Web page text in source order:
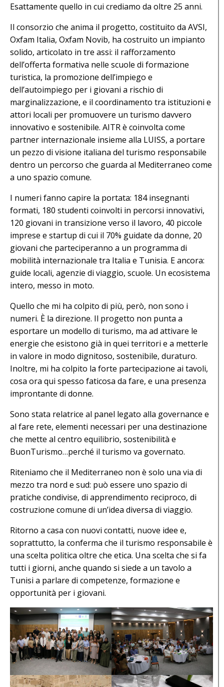
Esattamente quello in cui crediamo da oltre 25 anni.
Il consorzio che anima il progetto, costituito da AVSI,
Oxfam Italia, Oxfam Novib, ha costruito un impianto
solido, articolato in tre assi: il rafforzamento
dell’offerta formativa nelle scuole di formazione
turistica, la promozione dell’impiego e
dell’autoimpiego per i giovani a rischio di
marginalizzazione, e il coordinamento tra istituzioni e
attori locali per promuovere un turismo davvero
innovativo e sostenibile. AITR è coinvolta come
partner internazionale insieme alla LUISS, a portare
un pezzo di visione italiana del turismo responsabile
dentro un percorso che guarda al Mediterraneo come
a uno spazio comune.
I numeri fanno capire la portata: 184 insegnanti
formati, 180 studenti coinvolti in percorsi innovativi,
120 giovani in transizione verso il lavoro, 40 piccole
imprese e startup di cui il 70% guidate da donne, 20
giovani che parteciperanno a un programma di
mobilità internazionale tra Italia e Tunisia. E ancora:
guide locali, agenzie di viaggio, scuole. Un ecosistema
intero, messo in moto.
Quello che mi ha colpito di più, però, non sono i
numeri. È la direzione. Il progetto non punta a
esportare un modello di turismo, ma ad attivare le
energie che esistono già in quei territori e a metterle
in valore in modo dignitoso, sostenibile, duraturo.
Inoltre, mi ha colpito la forte partecipazione ai tavoli,
cosa ora qui spesso faticosa da fare, e una presenza
improntante di donne.
Sono stata relatrice al panel legato alla governance e
al fare rete, elementi necessari per una destinazione
che mette al centro equilibrio, sostenibilità e
BuonTurismo…perché il turismo va governato.
Riteniamo che il Mediterraneo non è solo una via di
mezzo tra nord e sud: può essere uno spazio di
pratiche condivise, di apprendimento reciproco, di
costruzione comune di un’idea diversa di viaggio.
Ritorno a casa con nuovi contatti, nuove idee e,
soprattutto, la conferma che il turismo responsabile è
una scelta politica oltre che etica. Una scelta che si fa
tutti i giorni, anche quando si siede a un tavolo a
Tunisi a parlare di competenze, formazione e
opportunità per i giovani.